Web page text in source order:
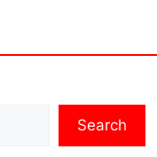
Search